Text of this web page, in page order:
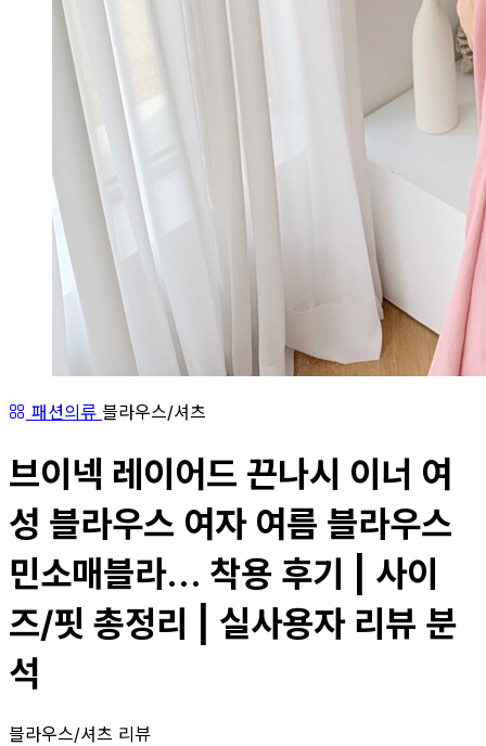
패션의류 블라우스/셔츠
브이넥 레이어드 끈나시 이너 여
성 블라우스 여자 여름 블라우스
민소매블라... 착용 후기 | 사이
즈/핏 총정리 | 실사용자 리뷰 분
석
블라우스/셔츠 리뷰